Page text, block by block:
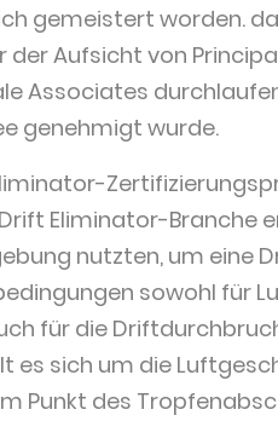
gemeistert worden.
Aufsicht von
Associates
genehmigt wurde.
Eliminator-Branche
nutzten, um eine
sowohl für
für die
es sich um die
Punkt des